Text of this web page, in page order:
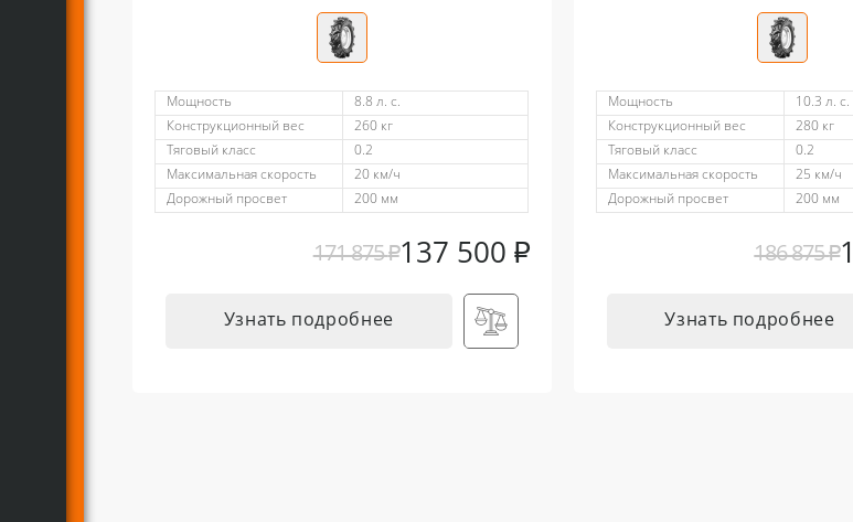
Мощность
8.8 л. с.
Конструкционный вес
260 кг
Тяговый класс
0.2
Максимальная скорость
20 км/ч
Дорожный просвет
200 мм
171 875₽137 500 ₽
Узнать подробнее
Мощность
10.3 л. с.
Конструкционный вес
280 кг
Тяговый класс
0.2
Максимальная скорость
25 км/ч
Дорожный просвет
200 мм
186 875₽
Узнать подробнее